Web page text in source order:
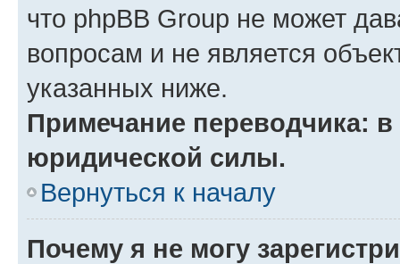
что phpBB Group не может
вопросам и не является
указанных ниже.
Примечание переводчика:
юридической силы.
Вернуться к началу
Почему я не могу